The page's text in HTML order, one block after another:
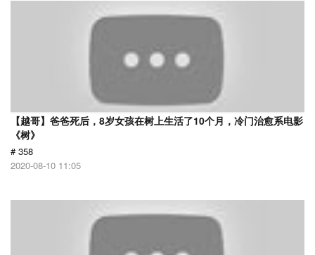
【越哥】爸爸死后，8岁女孩在树上生活了10个月，冷门治愈系电影
《树》
# 358
2020-08-10 11:05